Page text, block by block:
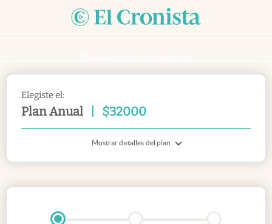
Elegiste el:
Plan Anual $32000
Mostrar detalles del plan